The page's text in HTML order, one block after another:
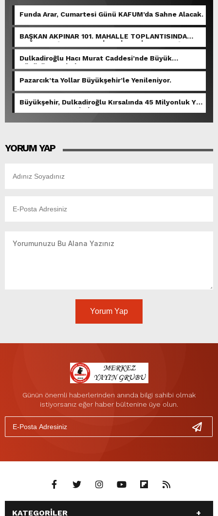
Funda Arar, Cumartesi Günü KAFUM’da Sahne Alacak.
BAŞKAN AKPINAR 101. MAHALLE TOPLANTISINDA
BAĞLARBAŞI MAHALLESİ SAKİNLERİYLE BULUŞTU.
Dulkadiroğlu Hacı Murat Caddesi’nde Büyük
Dönüşüm Başladı.
Pazarcık’ta Yollar Büyükşehir’le Yenileniyor.
Büyükşehir, Dulkadiroğlu Kırsalında 45 Milyonluk Yol
Yatırımını Tamamladı.
YORUM YAP
Yorum Yap
Günün önemli haberlerinden anında bilgi sahibi olmak
istiyorsanız eğer haber bültenine üye olun.
KATEGORİLER